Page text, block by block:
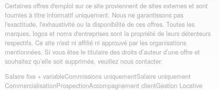
Certaines offres d'emploi sur ce site proviennent de sites externes et sont
fournies à titre informatif uniquement. Nous ne garantissons pas
l'exactitude, l'exhaustivité ou la disponibilité de ces offres. Toutes les
marques, logos et noms d'entreprises sont la propriété de leurs détenteurs
respectifs. Ce site n'est ni affilié ni approuvé par les organisations
mentionnées. Si vous êtes le titulaire des droits d’auteur d’une offre et
souhaitez qu’elle soit supprimée, veuillez nous contacter.
Salaire fixe + variableCommissions uniquementSalaire uniquement
CommercialisationProspectionAccompagnement clientGestion Locative